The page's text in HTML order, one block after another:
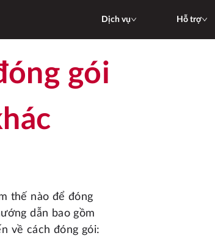
Dịch vụ Hỗ trợ
dẫn bao gồm
về cách đóng gói: